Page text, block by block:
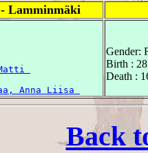
Lamminmäki
Anna Liisa
Gender:
Birth :
Death :
Back